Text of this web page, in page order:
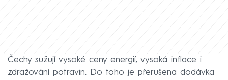
Čechy sužují vysoké ceny energií, vysoká inflace i
zdražování potravin. Do toho je přerušena dodávka